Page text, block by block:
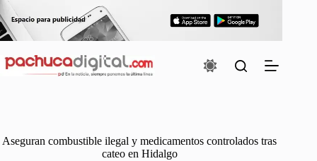
Saltar
al
contenido
Aseguran combustible ilegal y medicamentos controlados tras
cateo en Hidalgo